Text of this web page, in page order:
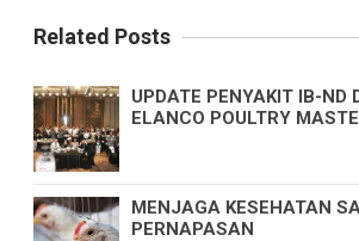
Related Posts
UPDATE PENYAKIT IB-ND
ELANCO POULTRY
MENJAGA KESEHATAN
PERNAPASAN